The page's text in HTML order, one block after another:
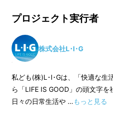
従来のスクイージーの
めの素材が多く、床面
問題がありました。ま
※ご注文状況、使用部材の供給
製造工程上の都合等により出
遅れる場合があります。
※皆様のご応援購入量産効率が
た場合、正規販売価格が販売予
より下がる可能性もございます
※適格請求書発行事業者登録番
プロジェクト実行者
株式会社L･I･G
私ども(株)L･I･Gは、「快適な生
ら「LIFE IS GOOD」の頭文字
日々の日常生活や …もっと見る